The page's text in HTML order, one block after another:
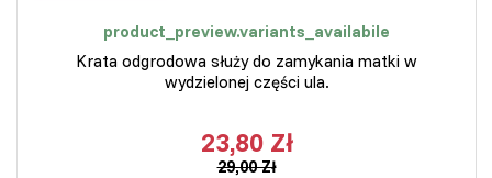
product_preview.variants_availabile
Krata odgrodowa służy do zamykania matki w
wydzielonej części ula.
23,80 Zł
29,00 Zł